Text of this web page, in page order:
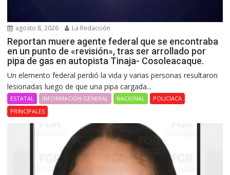
agosto 8, 2026 La Redacción
Reportan muere agente federal que se encontraba
en un punto de «revisión», tras ser arrollado por
pipa de gas en autopista Tinaja- Cosoleacaque.
Un elemento federal perdió la vida y varias personas resultaron
lesionadas luego de que una pipa cargada...
ESTATAL INFORMACIÓN GENERAL NACIONAL
POLICIACA
PRINCIPALES